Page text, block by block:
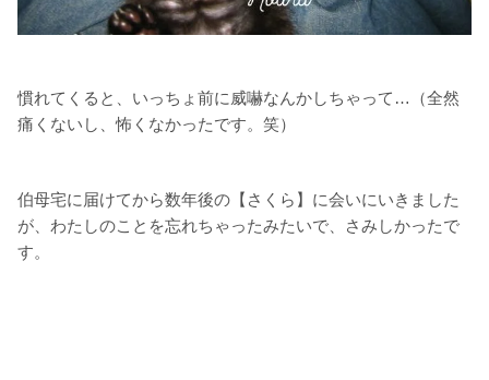
慣れてくると、いっちょ前に威嚇なんかしちゃって…（全然
痛くないし、怖くなかったです。笑）
伯母宅に届けてから数年後の【さくら】に会いにいきました
が、わたしのことを忘れちゃったみたいで、さみしかったで
す。